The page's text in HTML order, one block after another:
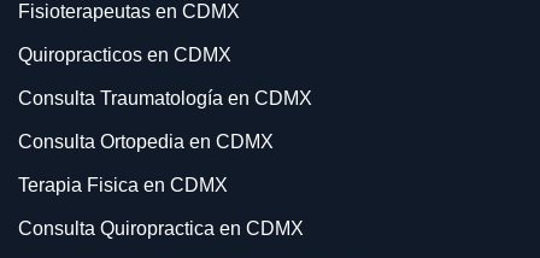
Fisioterapeutas en CDMX
Quiropracticos en CDMX
Consulta Traumatología en CDMX
Consulta Ortopedia en CDMX
Terapia Fisica en CDMX
Consulta Quiropractica en CDMX